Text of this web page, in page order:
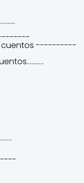
cuentos ----------